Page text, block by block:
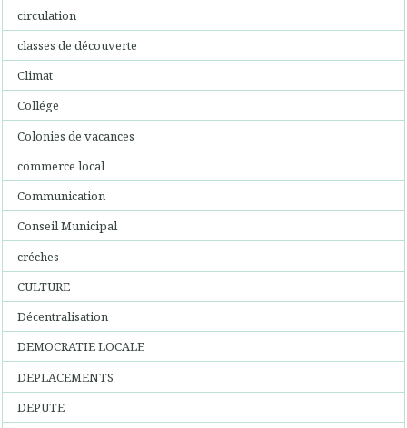
circulation
classes de découverte
Climat
Collége
Colonies de vacances
commerce local
Communication
Conseil Municipal
créches
CULTURE
Décentralisation
DEMOCRATIE LOCALE
DEPLACEMENTS
DEPUTE